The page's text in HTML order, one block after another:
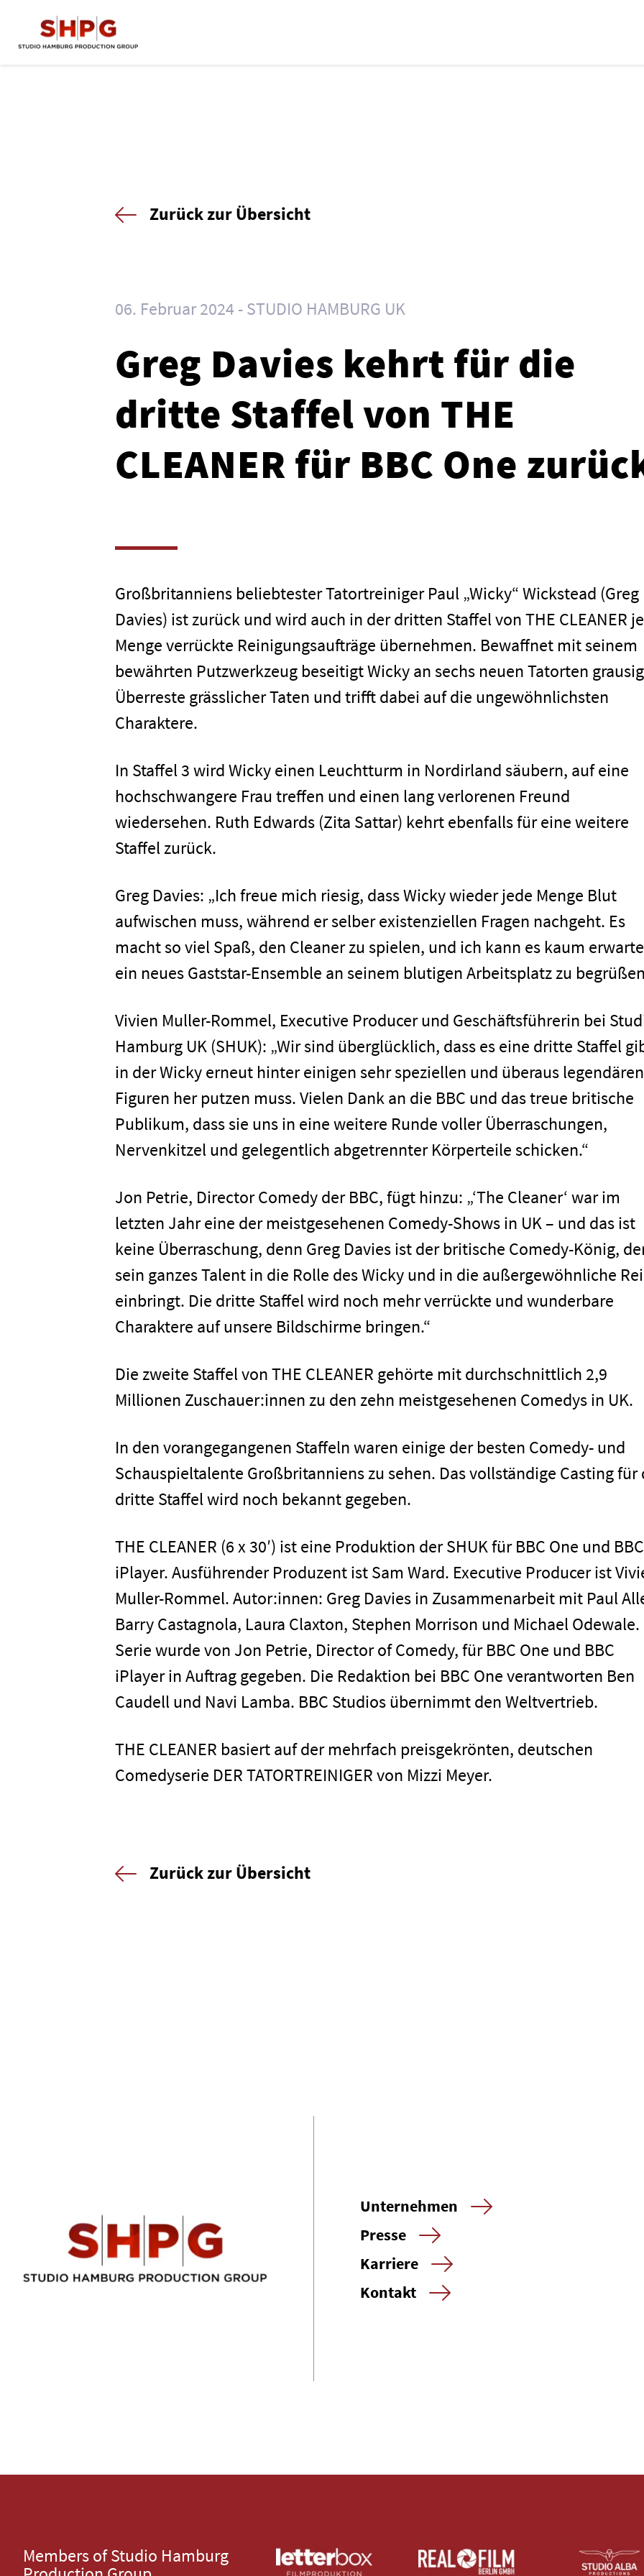
Zurück zur Übersicht
06. Februar 2024 STUDIO HAMBURG UK
Greg Davies kehrt für die
dritte Staffel von THE
CLEANER für BBC One
Großbritanniens beliebtester Tatortreiniger Paul „Wicky“ Wickstead (Greg
Davies) ist zurück und wird auch in der dritten Staffel von THE CLEANER
Menge verrückte Reinigungsaufträge übernehmen. Bewaffnet mit seinem
bewährten Putzwerkzeug beseitigt Wicky an sechs neuen Tatorten
Überreste grässlicher Taten und trifft dabei auf die ungewöhnlichsten
Charaktere.
In Staffel 3 wird Wicky einen Leuchtturm in Nordirland säubern, auf eine
hochschwangere Frau treffen und einen lang verlorenen Freund
wiedersehen. Ruth Edwards (Zita Sattar) kehrt ebenfalls für eine weitere
Staffel zurück.
Greg Davies: „Ich freue mich riesig, dass Wicky wieder jede Menge Blut
aufwischen muss, während er selber existenziellen Fragen nachgeht. Es
macht so viel Spaß, den Cleaner zu spielen, und ich kann es kaum
ein neues Gaststar-Ensemble an seinem blutigen Arbeitsplatz zu
Vivien Muller-Rommel, Executive Producer und Geschäftsführerin bei
Hamburg UK (SHUK): „Wir sind überglücklich, dass es eine dritte Staffel
in der Wicky erneut hinter einigen sehr speziellen und überaus legendären
Figuren her putzen muss. Vielen Dank an die BBC und das treue britische
Publikum, dass sie uns in eine weitere Runde voller Überraschungen,
Nervenkitzel und gelegentlich abgetrennter Körperteile schicken.“
Jon Petrie, Director Comedy der BBC, fügt hinzu: „‘The Cleaner‘ war im
letzten Jahr eine der meistgesehenen Comedy-Shows in UK – und das ist
keine Überraschung, denn Greg Davies ist der britische Comedy-König,
sein ganzes Talent in die Rolle des Wicky und in die außergewöhnliche
einbringt. Die dritte Staffel wird noch mehr verrückte und wunderbare
Charaktere auf unsere Bildschirme bringen.“
Die zweite Staffel von THE CLEANER gehörte mit durchschnittlich 2,9
Millionen Zuschauer:innen zu den zehn meistgesehenen Comedys in UK.
In den vorangegangenen Staffeln waren einige der besten Comedy- und
Schauspieltalente Großbritanniens zu sehen. Das vollständige Casting für
dritte Staffel wird noch bekannt gegeben.
THE CLEANER (6 x 30′) ist eine Produktion der SHUK für BBC One und BBC
iPlayer. Ausführender Produzent ist Sam Ward. Executive Producer ist
Muller-Rommel. Autor:innen: Greg Davies in Zusammenarbeit mit Paul
Barry Castagnola, Laura Claxton, Stephen Morrison und Michael Odewale.
Serie wurde von Jon Petrie, Director of Comedy, für BBC One und BBC
iPlayer in Auftrag gegeben. Die Redaktion bei BBC One verantworten Ben
Caudell und Navi Lamba. BBC Studios übernimmt den Weltvertrieb.
THE CLEANER basiert auf der mehrfach preisgekrönten, deutschen
Comedyserie DER TATORTREINIGER von Mizzi Meyer.
Zurück zur Übersicht
Unternehmen
Presse
Karriere
Kontakt
Members of Studio Hamburg
Home
Unternehmen
Presse
Karriere
Kontakt
Newsletter Datenschutz Impressum